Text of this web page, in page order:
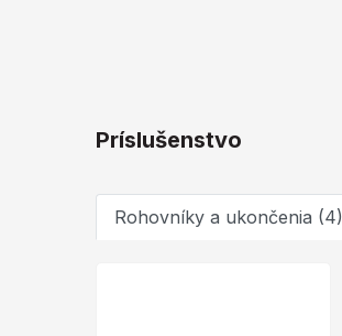
Príslušenstvo
Rohovníky a ukončenia (4)